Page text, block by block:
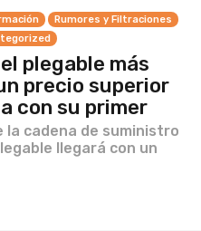
Rumores y Filtraciones
plegable más
precio superior
con su primer
la cadena de suministro
llegará con un